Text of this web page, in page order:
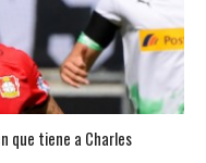
que tiene a Charles